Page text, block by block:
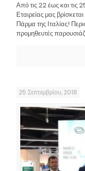
Από τις 22 έως και
Εταιρείας μας
Πάρμα της Ιταλίας!
προμηθευτές
25 Σεπτεμβρίου, 2018